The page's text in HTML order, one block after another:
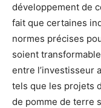
développement de
fait que certaines
normes précises
soient
entre l’investisseur
tels que les projets
de pomme de terre